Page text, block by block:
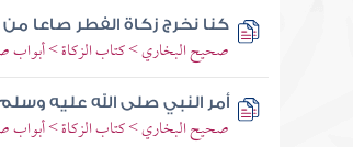
كنا نخرج زكاة الفطر صاعا
صحيح البخاري > كتاب الزكاة > أبواب
أمر النبي صلى الله عليه
صحيح البخاري > كتاب الزكاة > أبواب